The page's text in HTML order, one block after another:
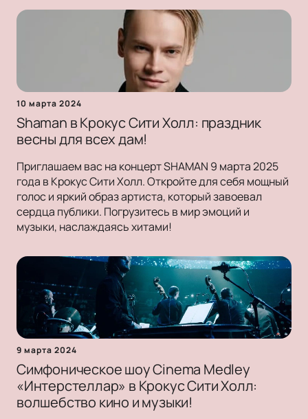
10 марта 2024
Shaman в Крокус Сити Холл: праздник
весны для всех дам!
Приглашаем вас на концерт SHAMAN 9 марта 2025
года в Крокус Сити Холл. Откройте для себя мощный
голос и яркий образ артиста, который завоевал
сердца публики. Погрузитесь в мир эмоций и
музыки, наслаждаясь хитами!
9 марта 2024
Симфоническое шоу Cinema Medley
«Интерстеллар» в Крокус Сити Холл:
волшебство кино и музыки!